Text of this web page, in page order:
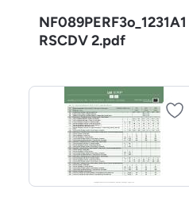
NF089PERF3o_1231A1
RSCDV 2.pdf